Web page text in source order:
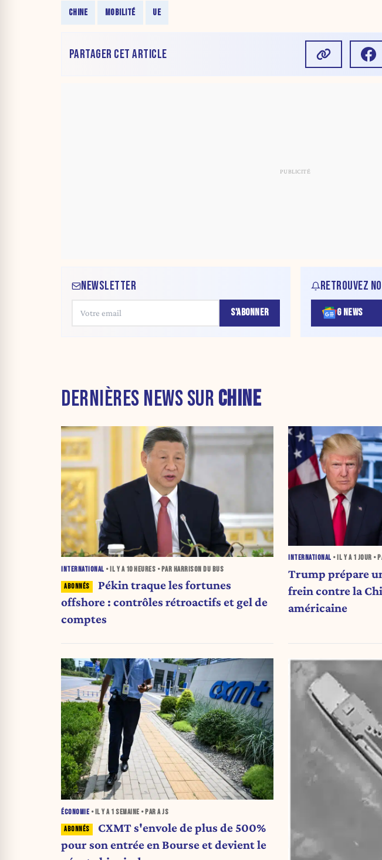
CHINE MOBILITÉ UE
PARTAGER CET ARTICLE
NEWSLETTER
S'ABONNER
RETROUVEZ
G NEWS
DERNIÈRES NEWS SUR CHINE
INTERNATIONAL • IL Y A 10 HEURES • PAR HARRISON DU BUS
Pékin traque les fortunes
offshore : contrôles rétroactifs et gel de
comptes
INTERNATIONAL • IL Y A 1 JOUR •
Trump prépare
frein contre la
américaine
ÉCONOMIE • IL Y A 1 SEMAINE • PAR A JS
CXMT s'envole de plus de 500%
pour son entrée en Bourse et devient le